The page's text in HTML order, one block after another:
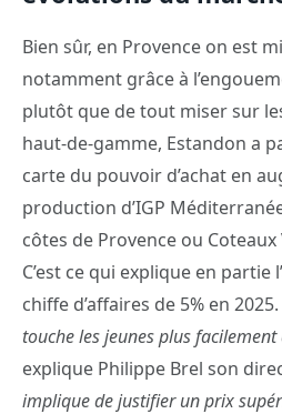
Bien sûr, en Provence on est
notamment grâce à
plutôt que de tout miser sur
haut-de-gamme, Estandon a
carte du pouvoir d’achat en
production d’IGP
côtes de Provence ou
C’est ce qui explique en partie
chiffe d’affaires de 5% en 2025.
touche les jeunes plus facilement
explique Philippe Brel son
implique de justifier un prix